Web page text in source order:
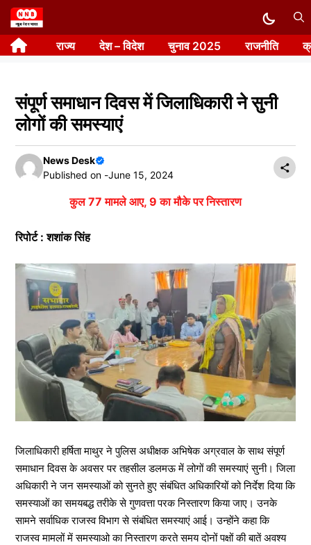
Skip
to
content राज्य देश – विदेश चुनाव 2025 राजनीति
संपूर्ण समाधान दिवस में जिलाधिकारी ने सुनी
लोगों की समस्याएं
News Desk
Published on -June 15, 2024
कुल 77 मामले आए, 9 का मौके पर निस्तारण
रिपोर्ट : शशांक सिंह
जिलाधिकारी हर्षिता माथुर ने पुलिस अधीक्षक अभिषेक अग्रवाल के साथ संपूर्ण
समाधान दिवस के अवसर पर तहसील डलमऊ में लोगों की समस्याएं सुनी। जिला
अधिकारी ने जन समस्याओं को सुनते हुए संबंधित अधिकारियों को निर्देश दिया कि
समस्याओं का समयबद्ध तरीके से गुणवत्ता परक निस्तारण किया जाए। उनके
सामने सर्वाधिक राजस्व विभाग से संबंधित समस्याएं आई। उन्होंने कहा कि
राजस्व मामलों में समस्याओ का निस्तारण करते समय दोनों पक्षों की बातें अवश्य